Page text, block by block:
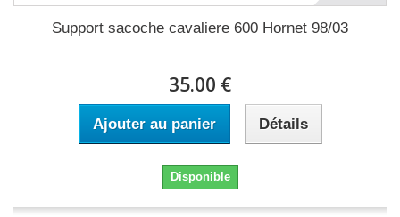
Support sacoche cavaliere 600 Hornet 98/03
35.00 €
Ajouter au panier Détails
Disponible